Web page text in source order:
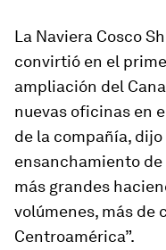
La Naviera Cosco
convirtió en el
ampliación del
nuevas oficinas en
de la compañía, dijo
ensanchamiento
más grandes
volúmenes, más de
Centroamérica”.